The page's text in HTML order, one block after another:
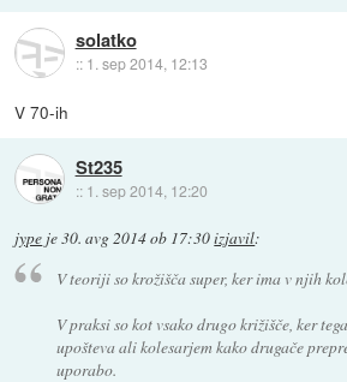
solatko
:: 1. sep 2014, 12:13
V 70-ih
St235
:: 1. sep 2014, 12:20
jype je30. avg 2014 ob 17:30izjavil:
V teoriji so krožišča super, ker ima v njih
V praksi so kot vsako drugo križišče, ker
upošteva ali kolesarjem kako drugače
uporabo.